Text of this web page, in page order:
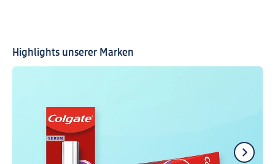
Highlights unserer Marken